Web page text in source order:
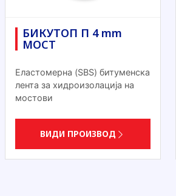
БИКУТОП П 4 mm
МОСТ
Еластомерна (SBS) битуменска
лента за хидроизолација на
мостови
ВИДИ ПРОИЗВОД